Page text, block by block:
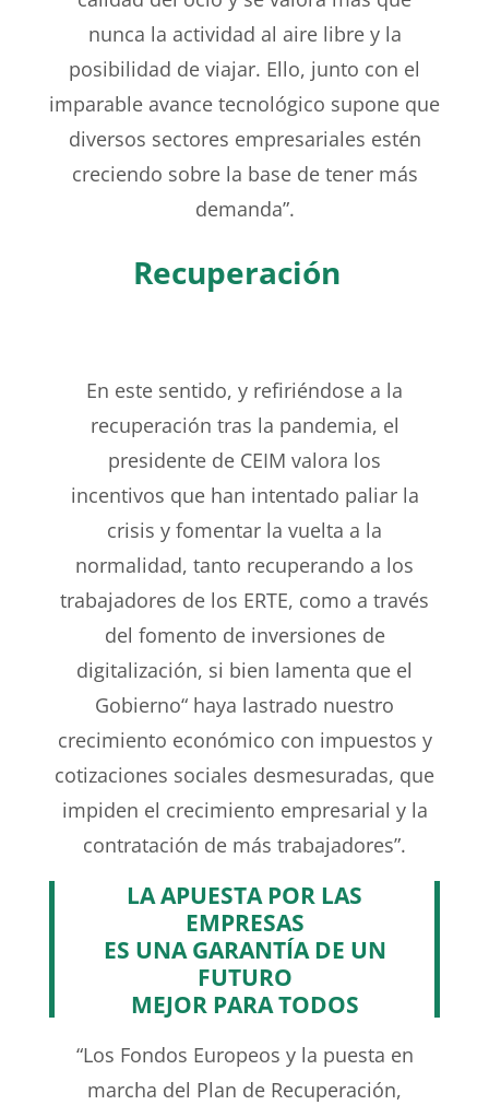
nunca la actividad al aire libre y la
posibilidad de viajar. Ello, junto con el
imparable avance tecnológico supone que
diversos sectores empresariales estén
creciendo sobre la base de tener más
demanda”.
Recuperación
En este sentido, y refiriéndose a la
recuperación tras la pandemia, el
presidente de CEIM valora los
incentivos que han intentado paliar la
crisis y fomentar la vuelta a la
normalidad, tanto recuperando a los
trabajadores de los ERTE, como a través
del fomento de inversiones de
digitalización, si bien lamenta que el
Gobierno“ haya lastrado nuestro
crecimiento económico con impuestos y
cotizaciones sociales desmesuradas, que
impiden el crecimiento empresarial y la
contratación de más trabajadores”.
LA APUESTA POR LAS
EMPRESAS
ES UNA GARANTÍA DE UN
FUTURO
MEJOR PARA TODOS
“Los Fondos Europeos y la puesta en
marcha del Plan de Recuperación,